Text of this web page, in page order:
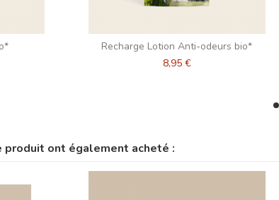
Recharge Lotion Anti-odeurs bio*
8,95 €
produit ont également acheté :